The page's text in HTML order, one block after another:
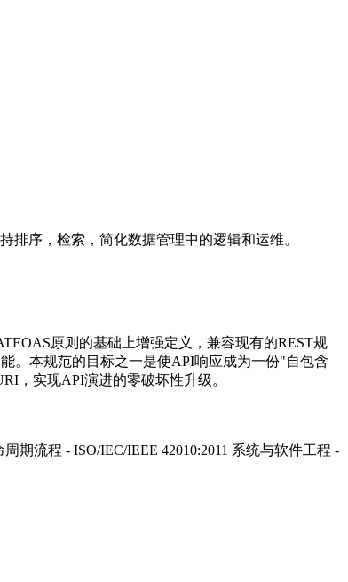
序，检索，简化数据管理中的逻辑和运维。
原则的基础上增强定义，兼容现有的REST规
。本规范的目标之一是使API响应成为一份"自包含
，实现API演进的零破坏性升级。
期流程 - ISO/IEC/IEEE 42010:2011 系统与软件工程 -